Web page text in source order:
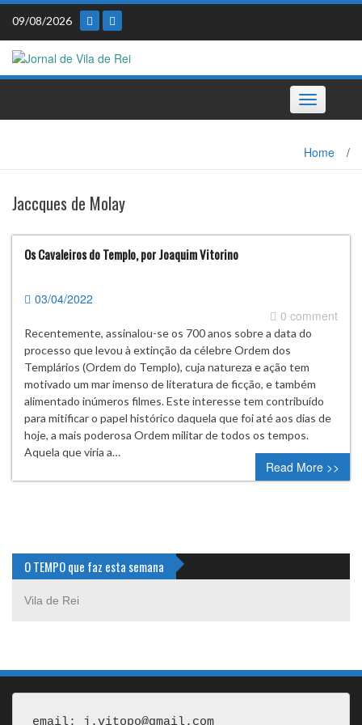
Skip
content
09/08/2026
Toggle
navigation
Home /
Jaccques de Molay
Os Cavaleiros do Templo, por Joaquim Vitorino
03/04/2022
0 comment
Recentemente, assinalou-se os 700 anos sobre a data do
processo que levou à extinção da célebre Ordem dos
Templários (Ordem do Templo), cuja natureza e ação tem
motivado um mar imenso de literatura de ficção, e também
alimentado inúmeros filmes. Este interesse tem contribuído
para mitificar o papel histórico daquela que foi até aos dias de
hoje, a mais poderosa Ordem militar de todos os tempos.
Aquela que viria a…
Read More >>
O TEMPO que faz esta semana
Vila de Rei